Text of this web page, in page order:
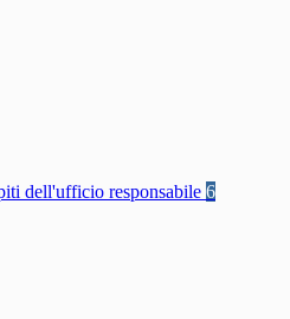
dell'ufficio responsabile 6